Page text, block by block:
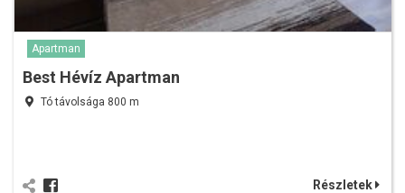
Apartman
Best Hévíz Apartman
Tó távolsága 800 m
Részletek